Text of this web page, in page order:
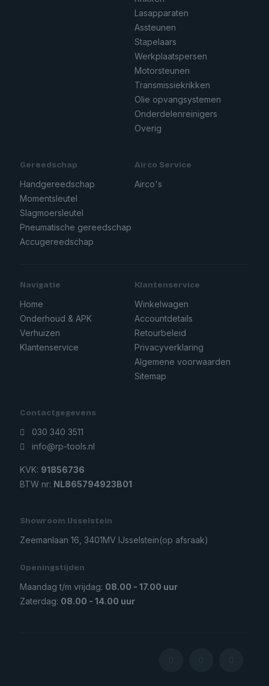
Lasapparaten
Assteunen
Stapelaars
Werkplaatspersen
Motorsteunen
Transmissiekrikken
Olie opvangsystemen
Onderdelenreinigers
Overig
Gereedschap
Handgereedschap
Momentsleutel
Slagmoersleutel
Pneumatische gereedschap
Accugereedschap
Airco Service
Airco's
Navigatie
Home
Onderhoud & APK
Verhuizen
Klantenservice
Klantenservice
Winkelwagen
Accountdetails
Retourbeleid
Privacyverklaring
Algemene voorwaarden
Sitemap
Contactgegevens
030 340 3511
info@rp-tools.nl
KVK: 91856736
BTW nr: NL865794923B01
Showroom IJsselstein
Zeemanlaan 16, 3401MV IJsselstein(op afsraak)
Openingstijden
Maandag t/m vrijdag: 08.00 - 17.00 uur
Zaterdag: 08.00 - 14.00 uur